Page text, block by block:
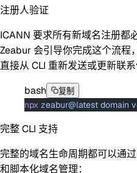
注册人验证
ICANN 要求所有新域名注册都
Zeabur 会引导你完成这个流程
直接从 CLI 重新发送或更新联系
bash
复制
npx zeabur@latest domain
完整 CLI 支持
完整的域名生命周期都可以通
和脚本化域名管理：